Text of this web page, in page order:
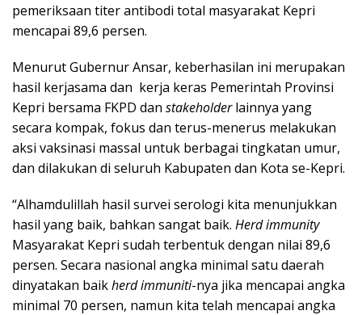
pemeriksaan titer antibodi total masyarakat Kepri
mencapai 89,6 persen.
Menurut Gubernur Ansar, keberhasilan ini merupakan
hasil kerjasama dan kerja keras Pemerintah Provinsi
Kepri bersama FKPD dan stakeholderlainnya yang
secara kompak, fokus dan terus-menerus melakukan
aksi vaksinasi massal untuk berbagai tingkatan umur,
dan dilakukan di seluruh Kabupaten dan Kota se-Kepri.
“Alhamdulillah hasil survei serologi kita menunjukkan
hasil yang baik, bahkan sangat baik. Herd immunity
Masyarakat Kepri sudah terbentuk dengan nilai 89,6
persen. Secara nasional angka minimal satu daerah
dinyatakan baikherd immuniti-nya jika mencapai angka
minimal 70 persen, namun kita telah mencapai angka